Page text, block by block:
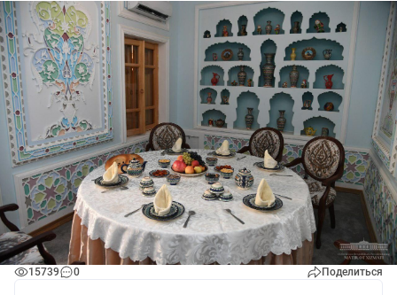
15739 0 Поделиться